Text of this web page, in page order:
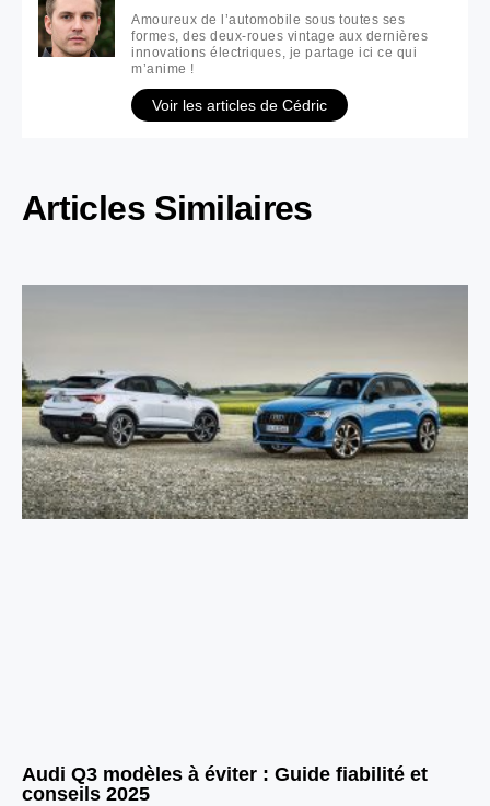
Amoureux de l’automobile sous toutes ses
formes, des deux-roues vintage aux dernières
innovations électriques, je partage ici ce qui
m’anime !
Voir les articles de Cédric
Articles Similaires
Audi Q3 modèles à éviter : Guide fiabilité et
conseils 2025